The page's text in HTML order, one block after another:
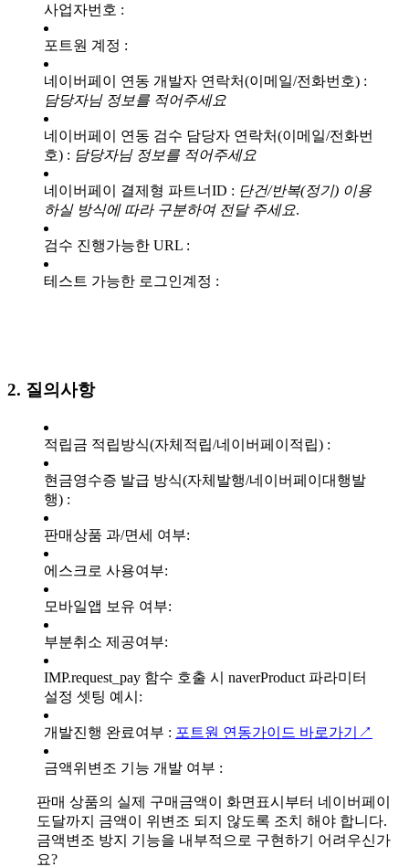
사업자번호 :
포트원 계정 :
네이버페이 연동 개발자 연락처(이메일/전화번호) :
담당자님 정보를 적어주세요
네이버페이 연동 검수 담당자 연락처(이메일/전화번
호) : 담당자님 정보를 적어주세요
네이버페이 결제형 파트너ID : 단건/반복(정기) 이용
하실 방식에 따라 구분하여 전달 주세요.
검수 진행가능한 URL :
테스트 가능한 로그인계정 :
2. 질의사항
적립금 적립방식(자체적립/네이버페이적립) :
현금영수증 발급 방식(자체발행/네이버페이대행발
행) :
판매상품 과/면세 여부:
에스크로 사용여부:
모바일앱 보유 여부:
부분취소 제공여부:
IMP.request_pay 함수 호출 시 naverProduct 파라미터
설정 셋팅 예시:
개발진행 완료여부 : 포트원 연동가이드 바로가기↗
금액위변조 기능 개발 여부 :
판매 상품의 실제 구매금액이 화면표시부터 네이버페이
도달까지 금액이 위변조 되지 않도록 조치 해야 합니다.
금액변조 방지 기능을 내부적으로 구현하기 어려우신가
요?